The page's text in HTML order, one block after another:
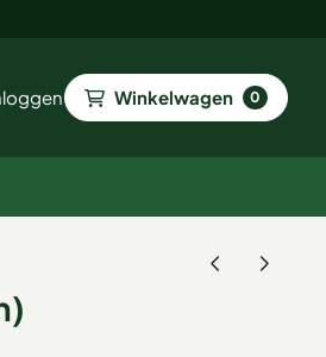
Winkelwagen 0